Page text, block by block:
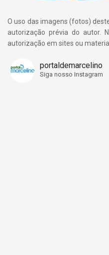
O uso das imagens (fotos)
autorização prévia do autor.
autorização em sites ou
portaldemarcelino
Siga nosso Instagram